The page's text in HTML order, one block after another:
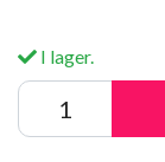
I lager.